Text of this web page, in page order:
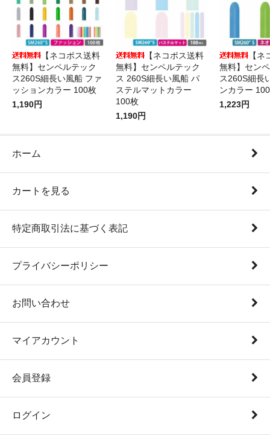
【ネコポス送料
無料】センペルテック
ス260S細長い風船 ファ
ッションカラー 100枚
1,190円
【ネコポス送料
無料】センペルテック
ス 260S細長い風船 パ
ステルマットカラー
100枚
1,190円
【
無料】セン
ス260S細長
ンカラー
1,223円
ホーム
カートを見る
特定商取引法に基づく表記
プライバシーポリシー
お問い合わせ
マイアカウント
会員登録
ログイン